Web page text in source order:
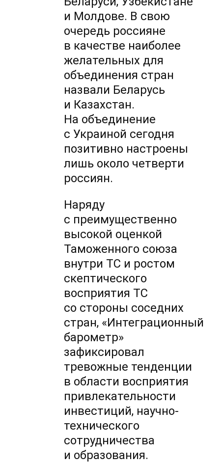
и Молдове. В свою
очередь россияне
в качестве наиболее
желательных для
объединения стран
назвали Беларусь
и Казахстан.
На объединение
с Украиной сегодня
позитивно настроены
лишь около четверти
россиян.
Наряду
с преимущественно
высокой оценкой
Таможенного союза
внутри ТС и ростом
скептического
восприятия ТС
со стороны соседних
стран, «Интеграционный
барометр»
зафиксировал
тревожные тенденции
в области восприятия
привлекательности
инвестиций, научно-
технического
сотрудничества
и образования.